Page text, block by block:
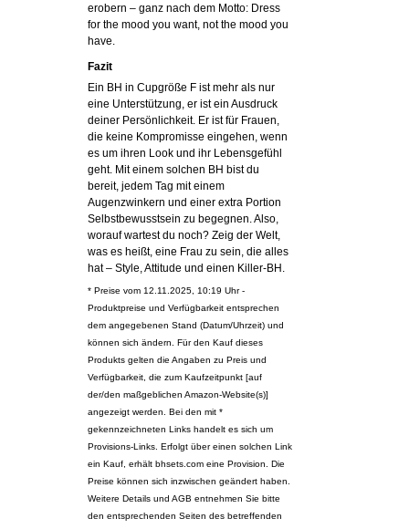
erobern – ganz nach dem Motto: Dress
for the mood you want, not the mood you
have.
Fazit
Ein BH in Cupgröße F ist mehr als nur
eine Unterstützung, er ist ein Ausdruck
deiner Persönlichkeit. Er ist für Frauen,
die keine Kompromisse eingehen, wenn
es um ihren Look und ihr Lebensgefühl
geht. Mit einem solchen BH bist du
bereit, jedem Tag mit einem
Augenzwinkern und einer extra Portion
Selbstbewusstsein zu begegnen. Also,
worauf wartest du noch? Zeig der Welt,
was es heißt, eine Frau zu sein, die alles
hat – Style, Attitude und einen Killer-BH.
* Preise vom 12.11.2025, 10:19 Uhr -
Produktpreise und Verfügbarkeit entsprechen
dem angegebenen Stand (Datum/Uhrzeit) und
können sich ändern. Für den Kauf dieses
Produkts gelten die Angaben zu Preis und
Verfügbarkeit, die zum Kaufzeitpunkt [auf
der/den maßgeblichen Amazon-Website(s)]
angezeigt werden. Bei den mit *
gekennzeichneten Links handelt es sich um
Provisions-Links. Erfolgt über einen solchen Link
ein Kauf, erhält bhsets.com eine Provision. Die
Preise können sich inzwischen geändert haben.
Weitere Details und AGB entnehmen Sie bitte
den entsprechenden Seiten des betreffenden